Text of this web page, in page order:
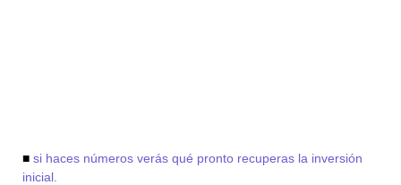
■ si haces números verás qué pronto recuperas la inversión
inicial.